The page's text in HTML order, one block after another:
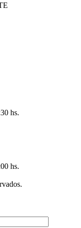
hs.
hs.